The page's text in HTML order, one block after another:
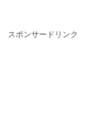
スポンサードリンク